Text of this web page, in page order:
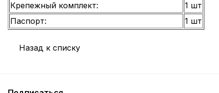
Крепежный комплект:
1 шт
Паспорт:
1 шт
Назад к списку